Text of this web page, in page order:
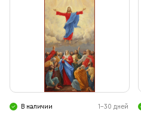
В наличии 1-30 дней